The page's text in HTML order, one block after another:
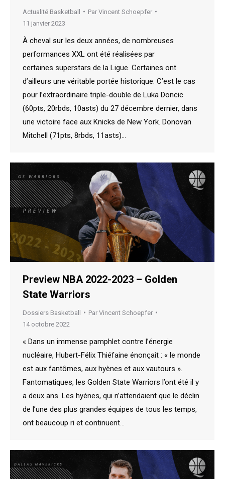
Actualité Basketball Par Vincent Schoepfer
11 janvier 2023
À cheval sur les deux années, de nombreuses
performances XXL ont été réalisées par
certaines superstars de la Ligue. Certaines ont
d’ailleurs une véritable portée historique. C’est le cas
pour l’extraordinaire triple-double de Luka Doncic
(60pts, 20rbds, 10asts) du 27 décembre dernier, dans
une victoire face aux Knicks de New York. Donovan
Mitchell (71pts, 8rbds, 11asts)…
Preview NBA 2022-2023 – Golden
State Warriors
Dossiers Basketball Par Vincent Schoepfer
14 octobre 2022
« Dans un immense pamphlet contre l’énergie
nucléaire, Hubert-Félix Thiéfaine énonçait : « le monde
est aux fantômes, aux hyènes et aux vautours ».
Fantomatiques, les Golden State Warriors l’ont été il y
a deux ans. Les hyènes, qui n’attendaient que le déclin
de l’une des plus grandes équipes de tous les temps,
ont beaucoup ri et continuent…